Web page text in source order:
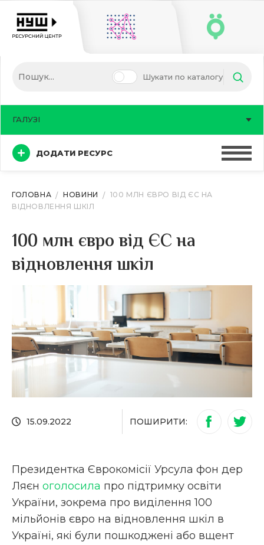
Шукати по каталогу
ДОДАТИ РЕСУРС
ГАЛУЗІ
ГОЛОВНА НОВИНИ
100 МЛН ЄВРО ВІД ЄС НА
ВІДНОВЛЕННЯ ШКІЛ
100 млн євро від ЄС на
відновлення шкіл
15.09.2022 ПОШИРИТИ:
Президентка Єврокомісії Урсула фон дер
Ляєн оголосила про підтримку освіти
України, зокрема про виділення 100
мільйонів євро на відновлення шкіл в
Україні, які були пошкоджені або вщент